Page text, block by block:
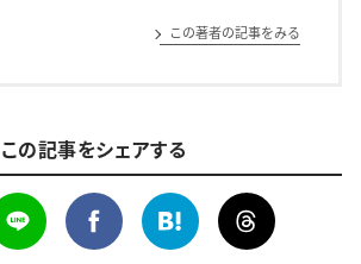
この著者の記事をみる
この記事をシェアする